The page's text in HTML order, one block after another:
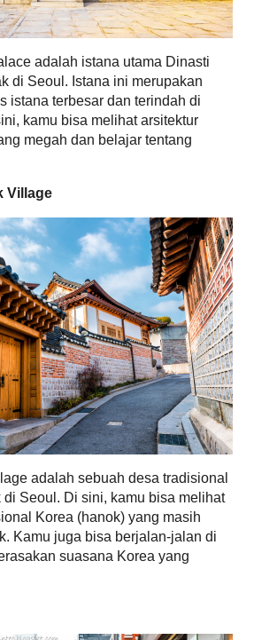
adalah istana utama Dinasti
di Seoul. Istana ini merupakan
istana terbesar dan terindah di
kamu bisa melihat arsitektur
megah dan belajar tentang
Village
adalah sebuah desa tradisional
di Seoul. Di sini, kamu bisa melihat
Korea (hanok) yang masih
Kamu juga bisa berjalan-jalan di
suasana Korea yang